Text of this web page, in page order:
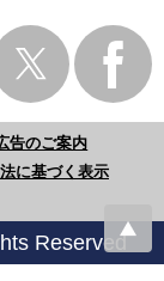
告のご案内
に基づく表示
Reserved